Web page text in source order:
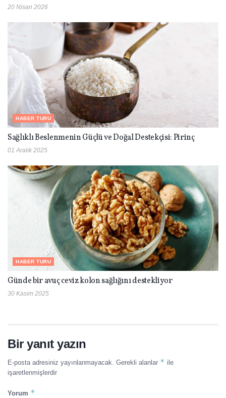
20 Nisan 2026
HABER TURU
Sağlıklı Beslenmenin Güçlü ve Doğal Destekçisi: Pirinç
01 Aralık 2025
HABER TURU
Günde bir avuç ceviz kolon sağlığını destekliyor
30 Kasım 2025
Bir yanıt yazın
E-posta adresiniz yayınlanmayacak. Gerekli alanlar * ile
işaretlenmişlerdir
Yorum *